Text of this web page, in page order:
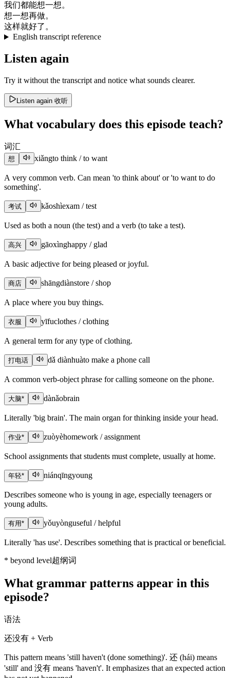
我们都能想一想。
想一想再做。
这样就好了。
English transcript reference
Listen again
Try it without the transcript and notice what sounds clearer.
Listen again 收听
What vocabulary does this episode teach?
词汇
想 xiǎngto think / to want
A very common verb. Can mean 'to think about' or 'to want to do
something'.
考试 kǎoshìexam / test
Used as both a noun (the test) and a verb (to take a test).
高兴 gāoxìnghappy / glad
A basic adjective for being pleased or joyful.
商店 shāngdiànstore / shop
A place where you buy things.
衣服 yīfuclothes / clothing
A general term for any type of clothing.
打电话 dǎ diànhuàto make a phone call
A common verb-object phrase for calling someone on the phone.
大脑* dànǎobrain
Literally 'big brain'. The main organ for thinking inside your head.
作业* zuòyèhomework / assignment
School assignments that students must complete, usually at home.
年轻* niánqīngyoung
Describes someone who is young in age, especially teenagers or
young adults.
有用* yǒuyònguseful / helpful
Literally 'has use'. Describes something that is practical or beneficial.
* beyond level超纲词
What grammar patterns appear in this
episode?
语法
还没有 + Verb
This pattern means 'still haven't (done something)'. 还 (hái) means
'still' and 没有 means 'haven't'. It emphasizes that an expected action